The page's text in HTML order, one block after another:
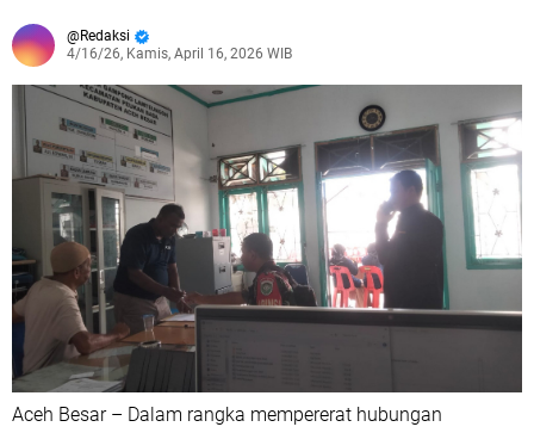
Redaksi
4/16/26, Kamis, April 16, 2026 WIB
Aceh Besar – Dalam rangka mempererat hubungan